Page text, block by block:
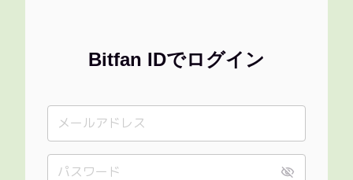
Bitfan IDでログイン